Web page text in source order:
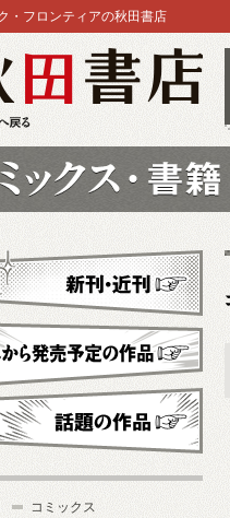
・フロンティアの秋田書店
刊
発売予定
コミックス